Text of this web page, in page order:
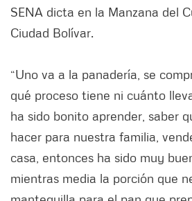
SENA dicta en la Manzana del
Ciudad Bolívar.
“Uno va a la panadería, se
qué proceso tiene ni cuánto
ha sido bonito aprender, saber
hacer para nuestra familia,
casa, entonces ha sido muy
mientras media la porción que